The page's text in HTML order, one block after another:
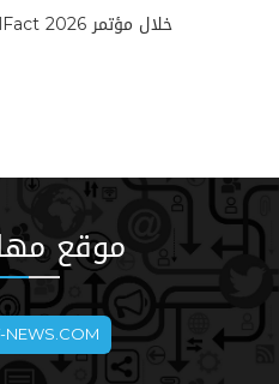
خلال مؤتمر GlobalFact 2026
موقع
NEWS.COM